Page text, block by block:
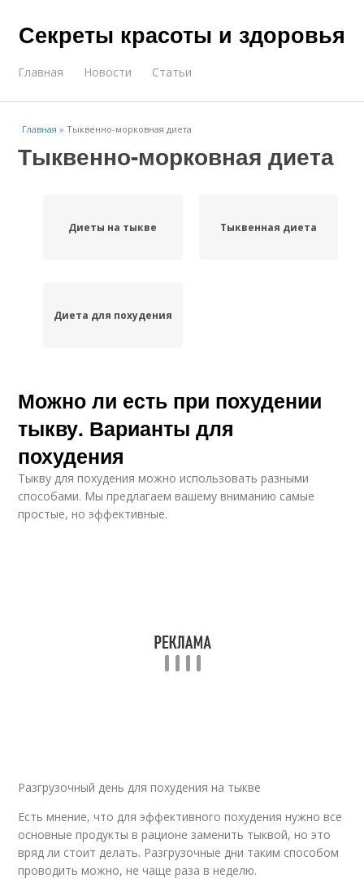
Секреты красоты и здоровья
Главная Новости Статьи
Главная »Тыквенно-морковная диета
Тыквенно-морковная диета
Диеты на тыкве Тыквенная диета
Диета для похудения
Можно ли есть при похудении
тыкву. Варианты для
похудения
Тыкву для похудения можно использовать разными
способами. Мы предлагаем вашему вниманию самые
простые, но эффективные.
Разгрузочный день для похудения на тыкве
Есть мнение, что для эффективного похудения нужно все
основные продукты в рационе заменить тыквой, но это
вряд ли стоит делать. Разгрузочные дни таким способом
проводить можно, не чаще раза в неделю.